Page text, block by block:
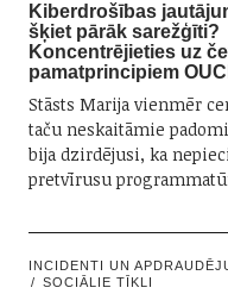
Kiberdrošības
šķiet pārāk sarežģīti?
Koncentrējieties uz
pamatprincipiem
Stāsts Marija vienmēr
taču neskaitāmie
bija dzirdējusi, ka
pretvīrusu
INCIDENTI UN
SOCIĀLIE TĪKLI